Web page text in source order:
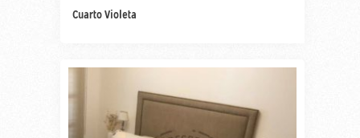
Cuarto Violeta